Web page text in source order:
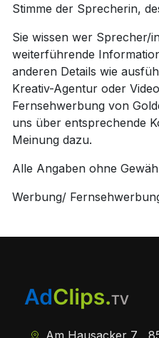
Stimme der Sprecherin,
Sie wissen wer Sprecher/
weiterführende
anderen Details wie
Kreativ-Agentur oder
Fernsehwerbung von
uns über entsprechende
Meinung dazu.
Alle Angaben ohne
Werbung/
Am Hausacker 7 ,